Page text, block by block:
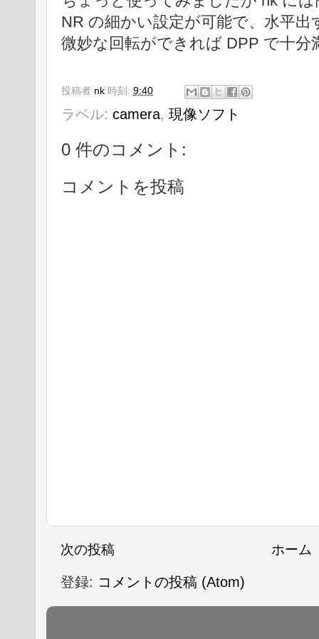
NR の細かい設定が可能で、水平出
微妙な回転ができれば DPP で十分
投稿者 nk 時刻: 9:40
ラベル: camera, 現像ソフト
0 件のコメント:
コメントを投稿
次の投稿 ホーム
登録: コメントの投稿 (Atom)